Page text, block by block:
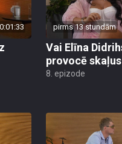
pirms 13 stundām
Vai Elīna
provocē
8. epizode